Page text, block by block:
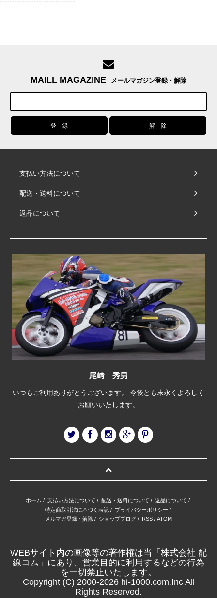
MAILL MAGAZINE メールマガジン登録・解除
支払い方法について
配送・送料について
返品について
尾﨑 秀男
いつもご利用ありがとうございます。 今後とも末永くよろしく
お願いいたします。
ホーム / 支払い方法について / 配送・送料について / 返品について /
特定商取引法に基づく表記/ プライバシーポリシー /
メルマガ登録・解除 / ショップブログ / RSS / ATOM
WEBサイト内の画像等の著作権は当「株式会社 配
線コム」にあり、営業目的に利用するなどの行為
を一切禁止いたします。
Copyright (C) 2000-2026 hi-1000.com,Inc All
Rights Reserved.